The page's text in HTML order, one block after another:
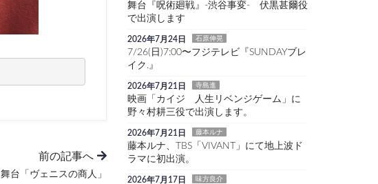
前の記事へ
舞台「ヴェニスの商人」
舞台『呪術廻戦』-渋谷事変- 伏黒甚爾役
で出演します
2026年7月24日 石原伸晃
7/26(日)7:00〜フジテレビ『SUNDAYブレ
イク.』
2026年7月21日 寺島進
映画「カイジ 人生リベンジゲーム」に
野々村耕三役で出演します。
2026年7月21日 藤本ルナ
藤本ルナ、TBS「VIVANT」にて地上波ド
ラマに初出演。
2026年7月17日 味方良介